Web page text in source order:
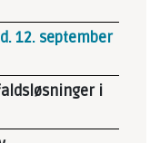
12. september
i